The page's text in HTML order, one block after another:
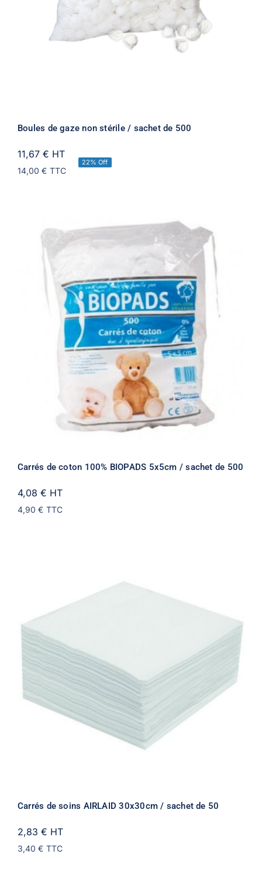
Boules de gaze non stérile / sachet de 500
11,67 € HT
14,00 € TTC
22% Off
Carrés de coton 100% BIOPADS 5x5cm / sachet de 500
4,08 € HT
4,90 € TTC
Carrés de soins AIRLAID 30x30cm / sachet de 50
2,83 € HT
3,40 € TTC